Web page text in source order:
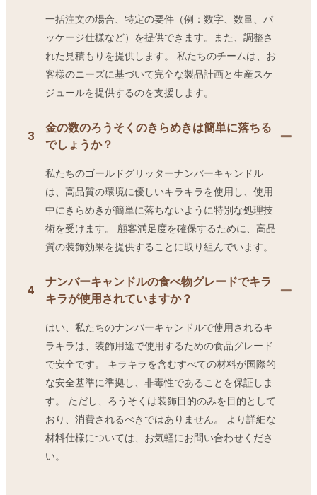
一括注文の場合、特定の要件（例：数字、数量、パ
ッケージ仕様など）を提供できます。また、調整さ
れた見積もりを提供します。 私たちのチームは、お
客様のニーズに基づいて完全な製品計画と生産スケ
ジュールを提供するのを支援します。
3
金の数のろうそくのきらめきは簡単に落ちる
でしょうか？
私たちのゴールドグリッターナンバーキャンドル
は、高品質の環境に優しいキラキラを使用し、使用
中にきらめきが簡単に落ちないように特別な処理技
術を受けます。 顧客満足度を確保するために、高品
質の装飾効果を提供することに取り組んでいます。
4
ナンバーキャンドルの食べ物グレードでキラ
キラが使用されていますか？
はい、私たちのナンバーキャンドルで使用されるキ
ラキラは、装飾用途で使用するための食品グレード
で安全です。 キラキラを含むすべての材料が国際的
な安全基準に準拠し、非毒性であることを保証しま
す。 ただし、ろうそくは装飾目的のみを目的として
おり、消費されるべきではありません。 より詳細な
材料仕様については、お気軽にお問い合わせくださ
い。